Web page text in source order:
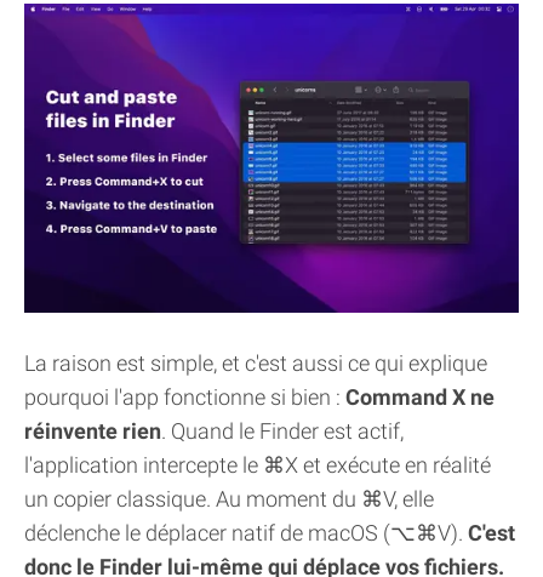
La raison est simple, et c'est aussi ce qui explique
pourquoi l'app fonctionne si bien : Command X ne
réinvente rien. Quand le Finder est actif,
l'application intercepte le ⌘X et exécute en réalité
un copier classique. Au moment du ⌘V, elle
déclenche le déplacer natif de macOS (⌥⌘V). C'est
donc le Finder lui-même qui déplace vos fichiers.